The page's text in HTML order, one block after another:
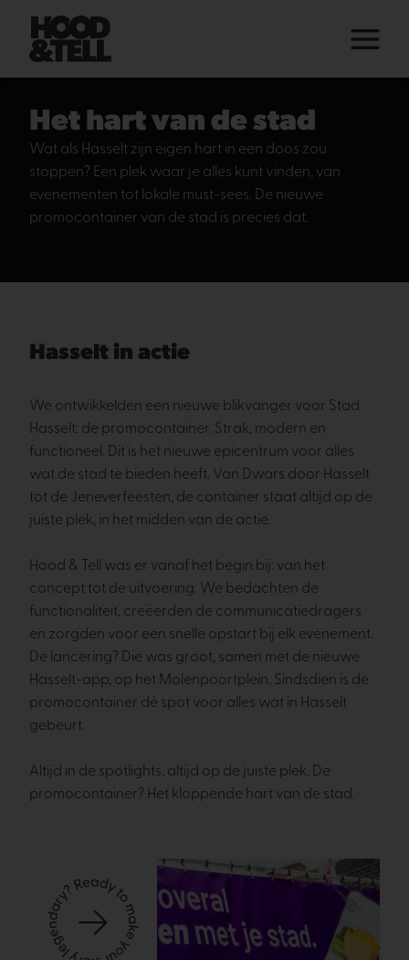
Het hart van de stad
Wat als Hasselt zijn eigen hart in een doos zou
stoppen? Een plek waar je alles kunt vinden, van
evenementen tot lokale must-sees. De nieuwe
promocontainer van de stad is precies dat.
Hasselt in actie
We ontwikkelden een nieuwe blikvanger voor Stad
Hasselt: de promocontainer. Strak, modern en
functioneel. Dit is het nieuwe epicentrum voor alles
wat de stad te bieden heeft. Van Dwars door Hasselt
tot de Jeneverfeesten, de container staat altijd op de
juiste plek, in het midden van de actie.
Hood & Tell was er vanaf het begin bij: van het
concept tot de uitvoering. We bedachten de
functionaliteit, creëerden de communicatiedragers
en zorgden voor een snelle opstart bij elk evenement.
De lancering? Die was groot, samen met de nieuwe
Hasselt-app, op het Molenpoortplein. Sindsdien is de
promocontainer dé spot voor alles wat in Hasselt
gebeurt.
Altijd in de spotlights, altijd op de juiste plek. De
promocontainer? Het kloppende hart van de stad.